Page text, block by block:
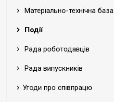
Матеріально-технічна база
Події
Рада роботодавців
Рада випускників
Угоди про співпрацю